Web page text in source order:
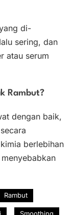
di-
sering, dan
atau serum
Rambut?
dengan baik,
berlebihan
Rambut
Smoothing